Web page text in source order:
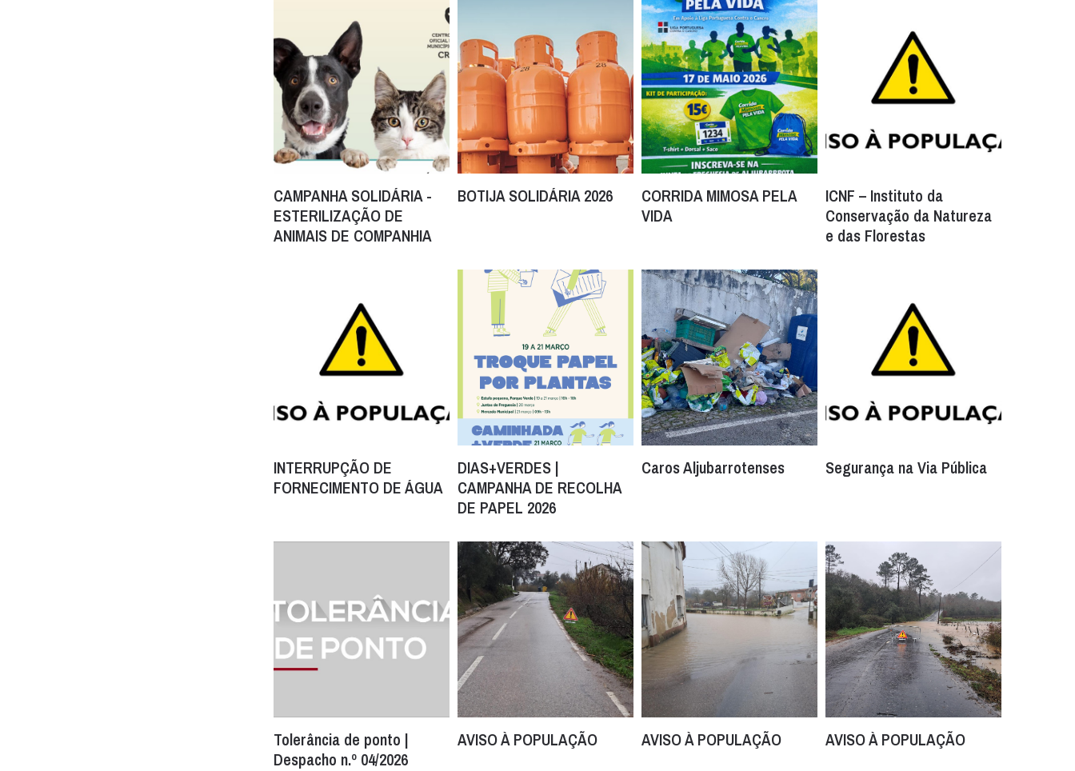
CAMPANHA SOLIDÁRIA -
ESTERILIZAÇÃO DE
ANIMAIS DE COMPANHIA
BOTIJA SOLIDÁRIA 2026
CORRIDA MIMOSA PELA
VIDA
ICNF – Instituto da
Conservação da Natureza
e das Florestas
INTERRUPÇÃO DE
FORNECIMENTO DE ÁGUA
DIAS+VERDES |
CAMPANHA DE RECOLHA
DE PAPEL 2026
Caros Aljubarrotenses Segurança na Via Pública
Tolerância de ponto |
Despacho n.º 04/2026
AVISO À POPULAÇÃO AVISO À POPULAÇÃO AVISO À POPULAÇÃO